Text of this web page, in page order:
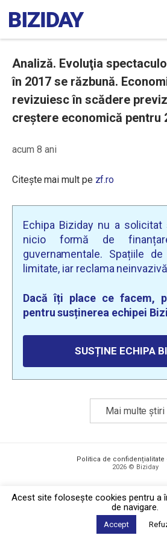
Analiză. Evoluţia
în 2017 se răzbună.
revizuiesc în scădere
creștere economică pentru
acum 8 ani
Citește mai mult pe zf.ro
Echipa Biziday nu a
nicio formă de
guvernamentale. Spațiile
limitate, iar reclama
Dacă îți place ce facem,
pentru susținerea echipei
SUSȚINE ECHIPA
Mai multe știri
Politica de confidențialitate
2026 © Biziday
Acest site foloseşte cookies pentru a
de navigare.
Accept